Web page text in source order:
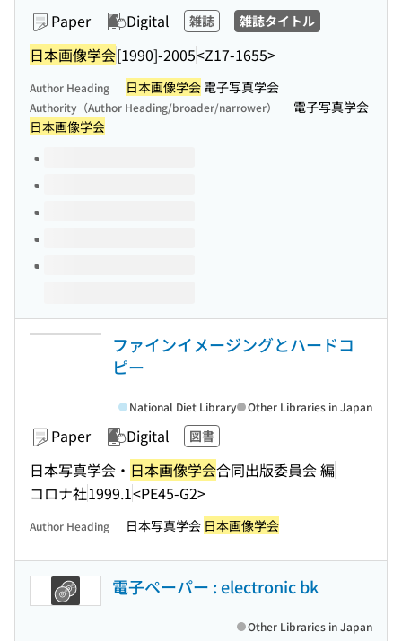
Paper Digital 雑誌 雑誌タイトル
日本画像学会[1990]-2005<Z17-1655>
Author Heading 日本画像学会 電子写真学会
Authority（Author Heading/broader/narrower）
電子写真学会
日本画像学会
Volumes of this title
ファインイメージングとハードコ
ピー
Paper Digital 図書
日本写真学会・ 日本画像学会合同出版委員会 編
コロナ社1999.1<PE45-G2>
National Diet Library Other Libraries in Japan
Author Heading 日本写真学会 日本画像学会
電子ペーパー : electronic bk
Other Libraries in Japan